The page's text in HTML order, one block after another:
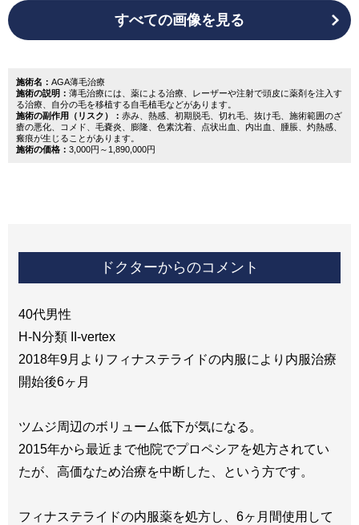
すべての画像を見る
施術名： AGA薄毛治療
施術の説明： 薄毛治療には、薬による治療、レーザーや注射で頭皮に薬剤を注入す
る治療、自分の毛を移植する自毛植毛などがあります。
施術の副作用（リスク）： 赤み、熱感、初期脱毛、切れ毛、抜け毛、施術範囲のざ
瘡の悪化、コメド、毛嚢炎、膨隆、色素沈着、点状出血、内出血、腫脹、灼熱感、
瘢痕が生じることがあります。
施術の価格： 3,000円～1,890,000円
ドクターからのコメント
40代男性
H-N分類 II-vertex
2018年9月よりフィナステライドの内服により内服治療
開始後6ヶ月
ツムジ周辺のボリューム低下が気になる。
2015年から最近まで他院でプロペシアを処方されてい
たが、高価なため治療を中断した、という方です。
フィナステライドの内服薬を処方し、6ヶ月間使用して